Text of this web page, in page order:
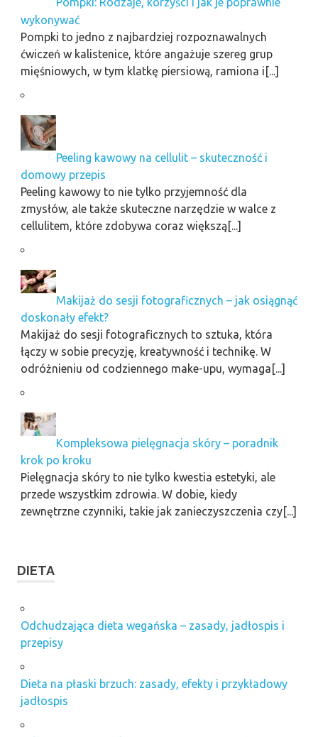
Pompki: Rodzaje, korzyści i jak je poprawnie
wykonywać
Pompki to jedno z najbardziej rozpoznawalnych
ćwiczeń w kalistenice, które angażuje szereg grup
mięśniowych, w tym klatkę piersiową, ramiona i[...]
Peeling kawowy na cellulit – skuteczność i
domowy przepis
Peeling kawowy to nie tylko przyjemność dla
zmysłów, ale także skuteczne narzędzie w walce z
cellulitem, które zdobywa coraz większą[...]
Makijaż do sesji fotograficznych – jak osiągnąć
doskonały efekt?
Makijaż do sesji fotograficznych to sztuka, która
łączy w sobie precyzję, kreatywność i technikę. W
odróżnieniu od codziennego make-upu, wymaga[...]
Kompleksowa pielęgnacja skóry – poradnik
krok po kroku
Pielęgnacja skóry to nie tylko kwestia estetyki, ale
przede wszystkim zdrowia. W dobie, kiedy
zewnętrzne czynniki, takie jak zanieczyszczenia czy[...]
DIETA
Odchudzająca dieta wegańska – zasady, jadłospis i
przepisy
Dieta na płaski brzuch: zasady, efekty i przykładowy
jadłospis